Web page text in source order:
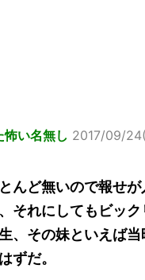
い名無し 2017/09/
んど無いので報せ
それにしてもビック
、その妹といえば
ずだ。